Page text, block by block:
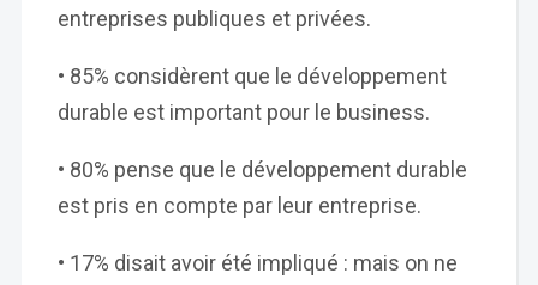
entreprises publiques et privées.
• 85% considèrent que le développement
durable est important pour le business.
• 80% pense que le développement durable
est pris en compte par leur entreprise.
• 17% disait avoir été impliqué : mais on ne